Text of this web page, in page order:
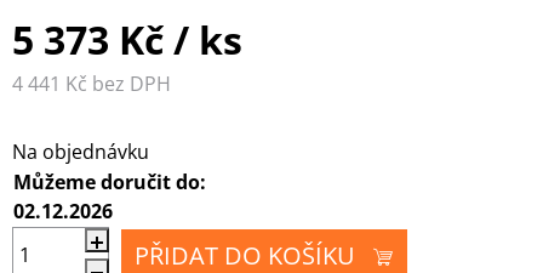
5 373 Kč/ ks
4 441 Kč bez DPH
Na objednávku
Můžeme doručit do:
02.12.2026
PŘIDAT DO KOŠÍKU